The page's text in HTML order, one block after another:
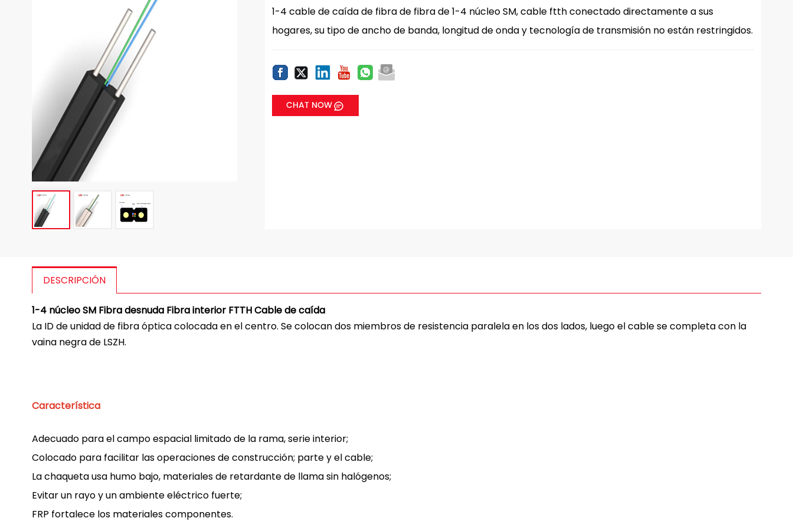
1-4 cable de caída de fibra de fibra de 1-4 núcleo SM, cable ftth conectado directamente a sus
hogares, su tipo de ancho de banda, longitud de onda y tecnología de transmisión no están restringidos.
CHAT NOW
DESCRIPCIÓN
1-4 núcleo SM Fibra desnuda Fibra interior FTTH Cable de caída
La ID de unidad de fibra óptica colocada en el centro. Se colocan dos miembros de resistencia paralela en los dos lados, luego el cable se completa con la
vaina negra de LSZH.
Característica
Adecuado para el campo espacial limitado de la rama, serie interior;
Colocado para facilitar las operaciones de construcción; parte y el cable;
La chaqueta usa humo bajo, materiales de retardante de llama sin halógenos;
Evitar un rayo y un ambiente eléctrico fuerte;
FRP fortalece los materiales componentes.